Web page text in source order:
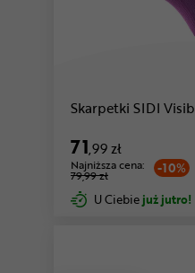
Skarpetki SIDI
71,99 zł
-10%
Najniższa cena:
79,99 zł
U Ciebie już jutro!